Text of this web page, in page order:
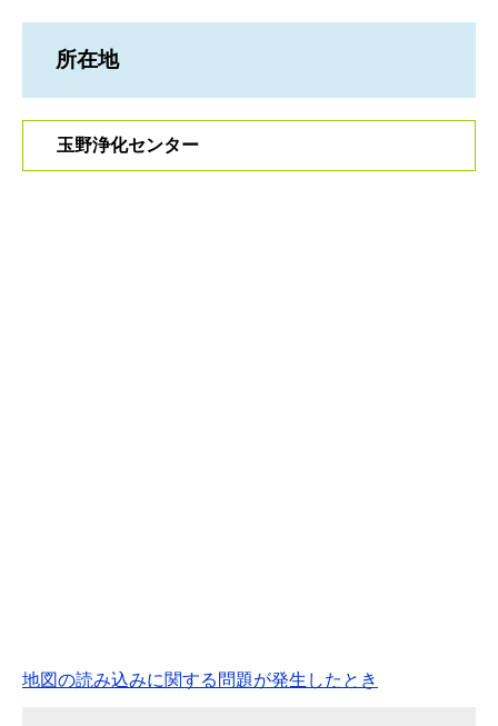
所在地
玉野浄化センター
地図の読み込みに関する問題が発生したとき